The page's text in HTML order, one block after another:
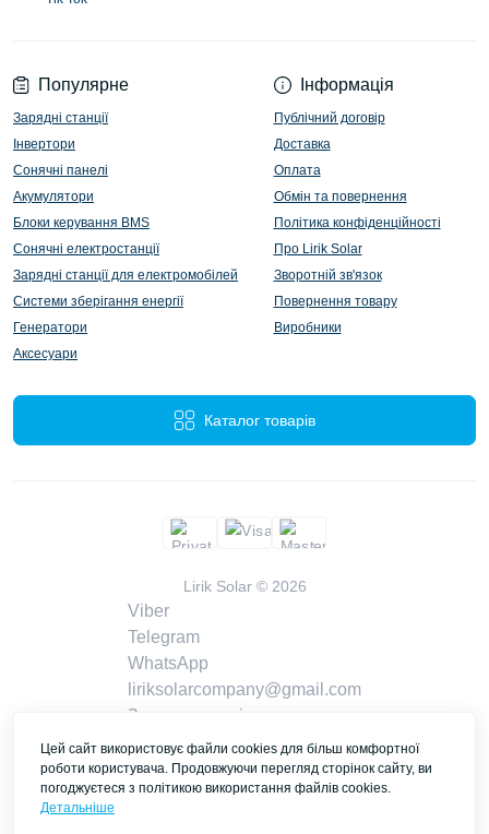
Популярне
Зарядні станції
Інвертори
Сонячні панелі
Акумулятори
Блоки керування BMS
Сонячні електростанції
Зарядні станції для електромобілей
Системи зберігання енергії
Генератори
Аксесуари
Інформація
Публічний договір
Доставка
Оплата
Обмін та повернення
Політика конфіденційності
Про Lirik Solar
Зворотній зв'язок
Повернення товару
Виробники
Каталог товарів
Lirik Solar © 2026
Viber
Telegram
WhatsApp
liriksolarcompany@gmail.com
Замовити дзвінок
Контакти
Цей сайт використовує файли cookies для більш комфортної
роботи користувача. Продовжуючи перегляд сторінок сайту, ви
погоджуєтеся з політикою використання файлів cookies.
Детальніше